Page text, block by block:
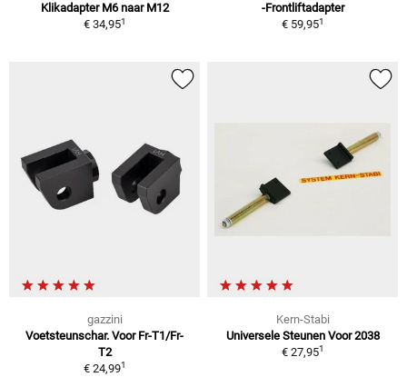
Klikadapter M6 naar M12
€ 34,951
-Frontliftadapter
€ 59,951
gazzini
Voetsteunschar. Voor Fr-T1/Fr-
T2
€ 24,991
Kern-Stabi
Universele Steunen Voor 2038
€ 27,951